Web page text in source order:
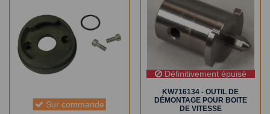
Sur commande
Définitivement épuisé
KW716134 - OUTIL DE
DÉMONTAGE POUR BOITE
DE VITESSE